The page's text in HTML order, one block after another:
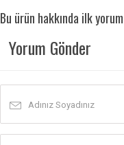
Bu ürün hakkında ilk
Yorum Gönder